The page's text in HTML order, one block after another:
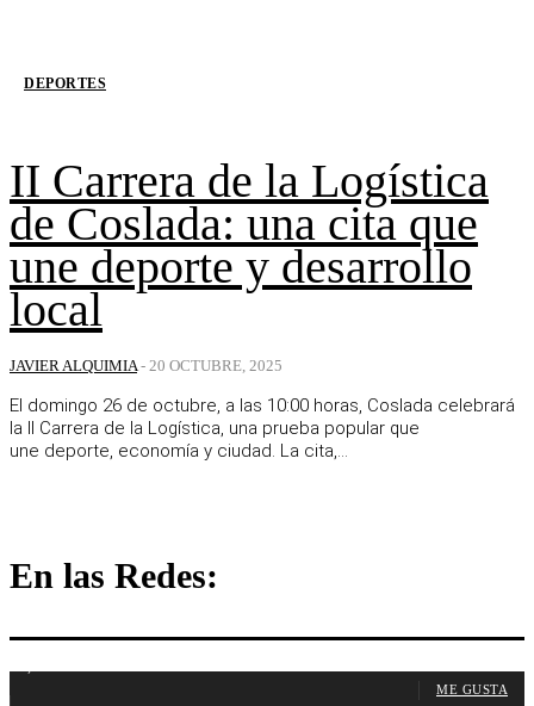
DEPORTES
II Carrera de la Logística
de Coslada: una cita que
une deporte y desarrollo
local
JAVIER ALQUIMIA - 20 OCTUBRE, 2025
El domingo 26 de octubre, a las 10:00 horas, Coslada celebrará
la II Carrera de la Logística, una prueba popular que
une deporte, economía y ciudad. La cita,...
En las Redes:
ME GUSTA